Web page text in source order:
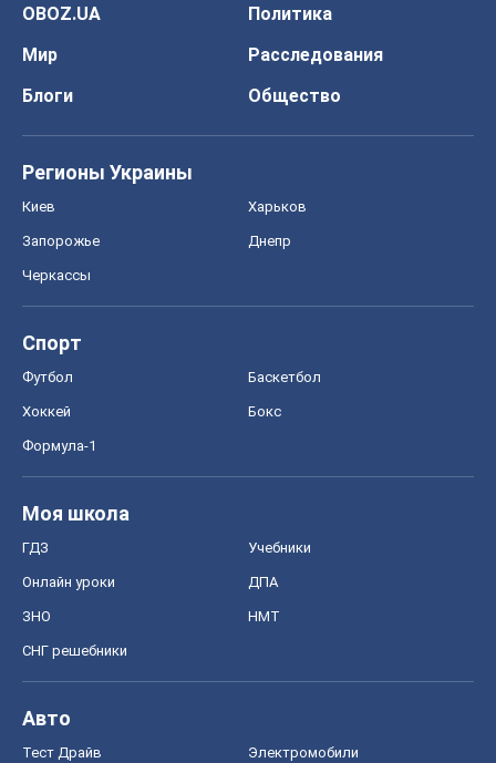
OBOZ.UA
Политика
Мир
Расследования
Блоги
Общество
Регионы Украины
Киев Харьков
Запорожье Днепр
Черкассы
Спорт
Футбол Баскетбол
Хоккей Бокс
Формула-1
Моя школа
ГДЗ Учебники
Онлайн уроки ДПА
ЗНО НМТ
СНГ решебники
Авто
Тест Драйв Электромобили